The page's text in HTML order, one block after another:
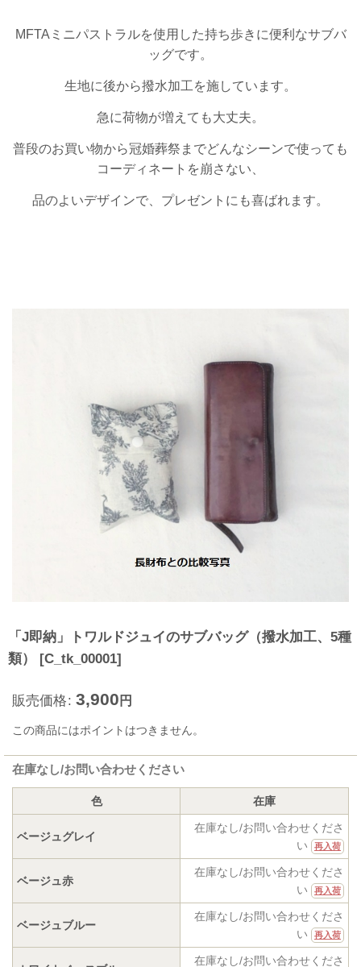
MFTAミニパストラルを使用した持ち歩きに便利なサブバ
ッグです。
生地に後から撥水加工を施しています。
急に荷物が増えても大丈夫。
普段のお買い物から冠婚葬祭までどんなシーンで使っても
コーディネートを崩さない、
品のよいデザインで、プレゼントにも喜ばれます。
「J即納」トワルドジュイのサブバッグ（撥水加工、5種
類）
[C_tk_00001]
販売価格: 3,900 円
この商品にはポイントはつきません。
在庫なし/お問い合わせください
色 在庫
ベージュグレイ
在庫なし/お問い合わせくださ
い
再入荷
ベージュ赤
在庫なし/お問い合わせくださ
い
再入荷
ベージュブルー
在庫なし/お問い合わせくださ
い
再入荷
在庫なし/お問い合わせくださ